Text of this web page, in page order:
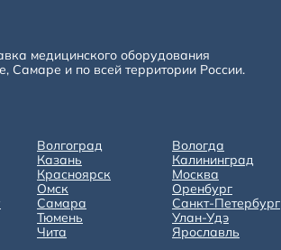
медицинского оборудования
Самаре и по всей территории России.
Волгоград
Вологда
Казань
Калининград
Красноярск
Москва
Омск
Оренбург
Самара
Санкт-Петербург
Тюмень
Улан-Удэ
Чита Ярославль